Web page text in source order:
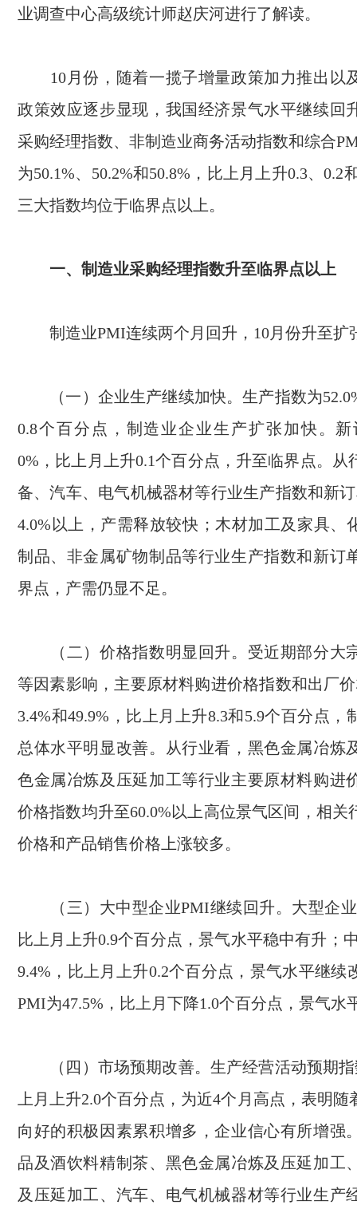
业调查中心高级统计师赵庆河进行了解读。
10 月份，随着一揽子增量政策加力推出以
政策效应逐步显现，我国经济景气水平继续回
采购经理指数、非制造业商务活动指数和综合
为50.1%、 50.2%和50.8% ，比上月上升0.3、0.2
三大指数均位于临界点以上。
一、制造业采购经理指数升至临界点以上
制造业PMI连续两个月回升， 10月份升至扩
（一）企业生产继续加快。生产指数为
0.8个百分点，制造业企业生产扩张加快。
0% ，比上月上升0.1个百分点，升至临界点。从
备、汽车、电气机械器材等行业生产指数和新
4.0% 以上，产需释放较快；木材加工及家具、
制品、非金属矿物制品等行业生产指数和新订
界点，产需仍显不足。
（二）价格指数明显回升。受近期部分大
等因素影响，主要原材料购进价格指数和出厂
3.4%和49.9% ，比上月上升8.3和5.9个百分点，
总体水平明显改善。从行业看，黑色金属冶炼
色金属冶炼及压延加工等行业主要原材料购进
价格指数均升至60.0%以上高位景气区间，相关
价格和产品销售价格上涨较多。
（三）大中型企业PMI继续回升。大型企业
比上月上升0.9个百分点，景气水平稳中有升；
9.4% ，比上月上升0.2个百分点，景气水平继续
PMI为47.5% ，比上月下降1.0个百分点，景气水
（四）市场预期改善。生产经营活动预期指
上月上升2.0个百分点，为近4个月高点，表明随
向好的积极因素累积增多，企业信心有所增强
品及酒饮料精制茶、黑色金属冶炼及压延加工
及压延加工、汽车、电气机械器材等行业生产